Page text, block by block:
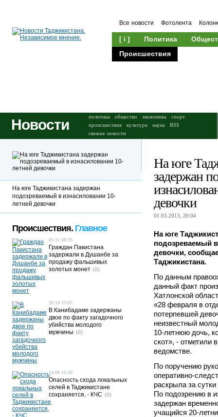
Все новости Фотолента
[ i ] Политика
Происшествия
Новости политика общество экономика
спорт
происшествия
культура наука
RSS
свежие новости
На юге
задержан
девочки
01.03.2013, 20:04
На юге
подозреваемый
девочки,
Таджикистана.
По данным
данный факт
Хатлонской
«28 февраля в
потерпевшей
неизвестный
10-летнюю дочь,
скот», - отметили
ведомстве.
По поручению
оперативно-
раскрыла за
По подозрению в
задержан
учащийся 20-
На юге Таджикистана задержан
подозреваемый в изнасиловании 10-
летней девочки
Происшествия. Главное
05.11 08:35
Граждан Пакистана
задержали в Душанбе за
продажу фальшивых
золотых монет (0)
28.10 13:07
В Канибадаме задержаны
двое по факту загадочного
убийства молодого
мужчины (0)
14.06 15:26
Опасность схода локальных
селей в Таджикистане
сохраняется, - КЧС (0)